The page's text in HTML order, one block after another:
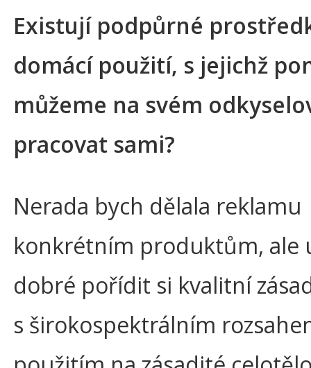
Existují podpůrné
domácí použití, s jejichž
můžeme na svém
pracovat sami?
Nerada bych dělala reklamu
konkrétním produktům, ale
dobré pořídit si kvalitní
s širokospektrálním